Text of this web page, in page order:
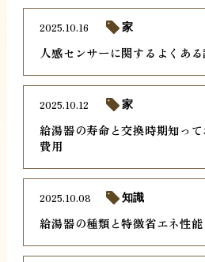
人感センサーに関するよくあ
2025.10.16 家
給湯器の寿命と交換時期知っ
費用
2025.10.12 家
給湯器の種類と特徴省エネ性
2025.10.08 知識